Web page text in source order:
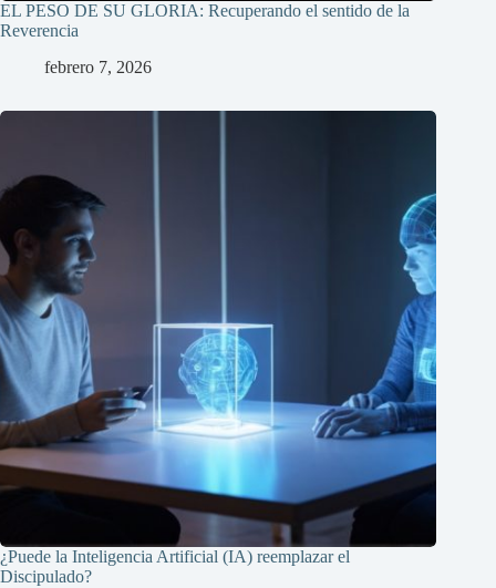
EL PESO DE SU GLORIA: Recuperando el sentido de la
Reverencia
febrero 7, 2026
¿Puede la Inteligencia Artificial (IA) reemplazar el
Discipulado?